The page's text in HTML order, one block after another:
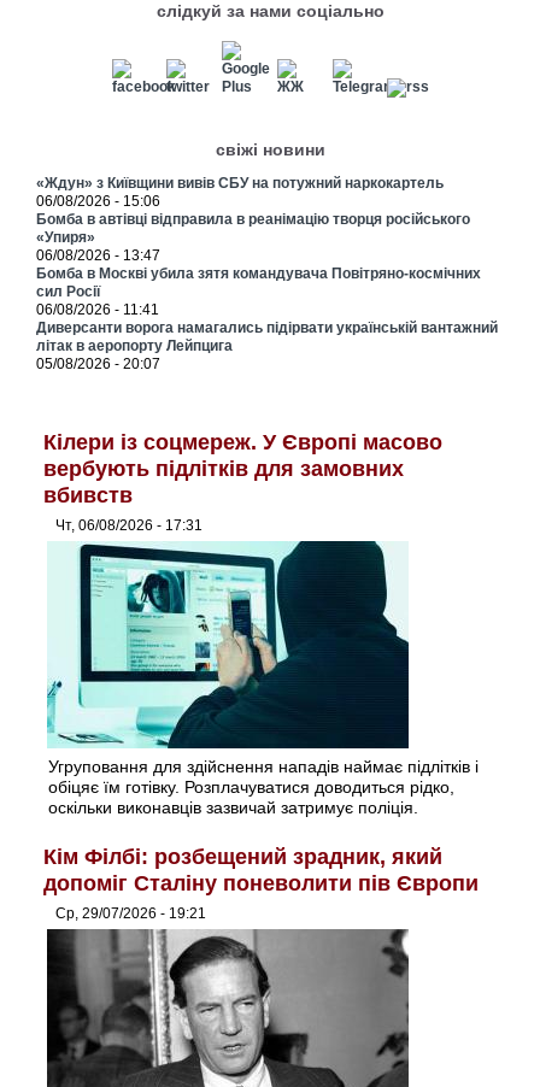
слідкуй за нами соціально
свіжі новини
«Ждун» з Київщини вивів СБУ на потужний наркокартель
06/08/2026 - 15:06
Бомба в автівці відправила в реанімацію творця російського
«Упиря»
06/08/2026 - 13:47
Бомба в Москві убила зятя командувача Повітряно-космічних
сил Росії
06/08/2026 - 11:41
Диверсанти ворога намагались підірвати українській вантажний
літак в аеропорту Лейпцига
05/08/2026 - 20:07
Кілери із соцмереж. У Європі масово
вербують підлітків для замовних
вбивств
Чт, 06/08/2026 - 17:31
Угруповання для здійснення нападів наймає підлітків і
обіцяє їм готівку. Розплачуватися доводиться рідко,
оскільки виконавців зазвичай затримує поліція.
Кім Філбі: розбещений зрадник, який
допоміг Сталіну поневолити пів Європи
Ср, 29/07/2026 - 19:21